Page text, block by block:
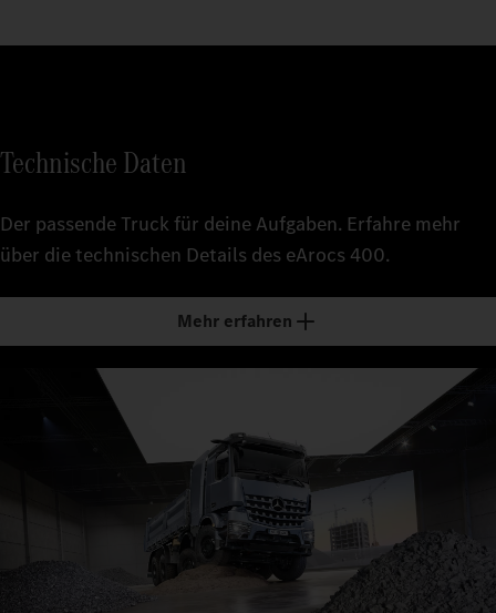
Technische Daten
Der passende Truck für deine Aufgaben. Erfahre mehr
über die technischen Details des eArocs 400.
Mehr erfahren